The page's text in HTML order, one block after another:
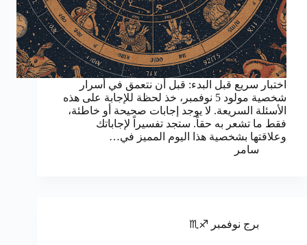
اختبار سريع قبل البدء: قبل أن نتعمق في أسرار
شخصية مولود 5 نوفمبر، خذ لحظة للإجابة على هذه
الأسئلة السريعة. لا يوجد إجابات صحيحة أو خاطئة،
فقط ما تشعر به حقاً. ستجد تفسيراً لإجاباتك
وعلاقتها بشخصية هذا اليوم المميز في…
سامر
برج نوفمبر ♐♏